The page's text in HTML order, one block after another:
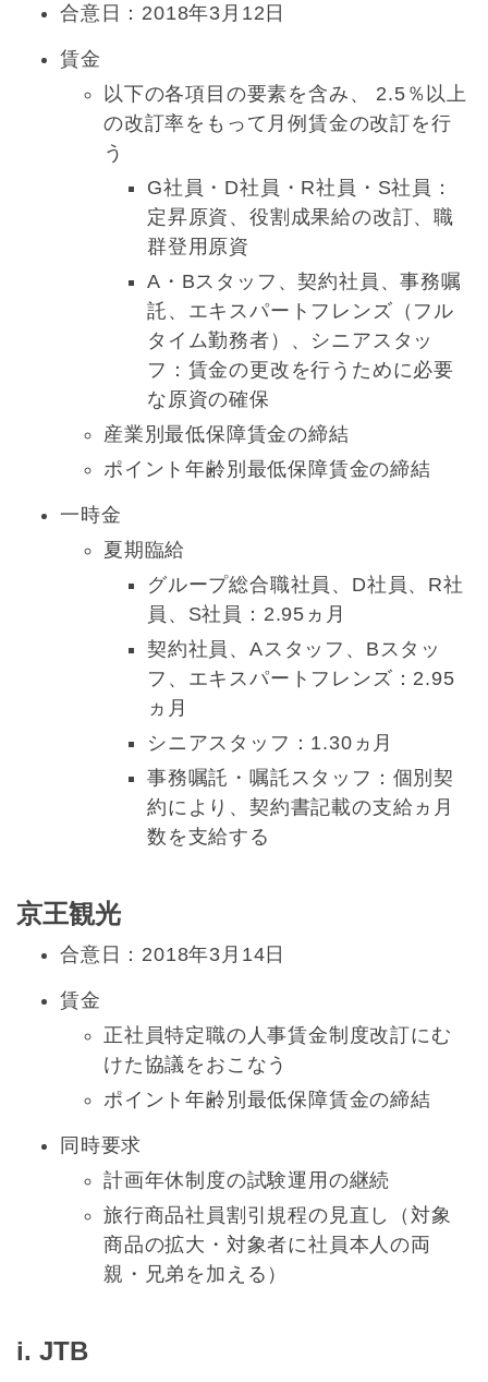
合意日：2018年3月12日
賃金
以下の各項目の要素を含み、 2.5％以上
の改訂率をもって月例賃金の改訂を行
う
G社員・D社員・R社員・S社員：
定昇原資、役割成果給の改訂、職
群登用原資
A・Bスタッフ、契約社員、事務嘱
託、エキスパートフレンズ（フル
タイム勤務者）、シニアスタッ
フ：賃金の更改を行うために必要
な原資の確保
産業別最低保障賃金の締結
ポイント年齢別最低保障賃金の締結
一時金
夏期臨給
グループ総合職社員、D社員、R社
員、S社員：2.95ヵ月
契約社員、Aスタッフ、Bスタッ
フ、エキスパートフレンズ：2.95
ヵ月
シニアスタッフ：1.30ヵ月
事務嘱託・嘱託スタッフ：個別契
約により、契約書記載の支給ヵ月
数を支給する
京王観光
合意日：2018年3月14日
賃金
正社員特定職の人事賃金制度改訂にむ
けた協議をおこなう
ポイント年齢別最低保障賃金の締結
同時要求
計画年休制度の試験運用の継続
旅行商品社員割引規程の見直し（対象
商品の拡大・対象者に社員本人の両
親・兄弟を加える）
i. JTB